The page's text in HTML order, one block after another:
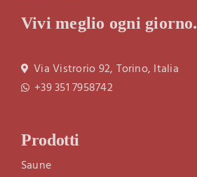
Vivi meglio ogni giorno.
Via Vistrorio 92, Torino, Italia
+39 351 7958742
Prodotti
Saune